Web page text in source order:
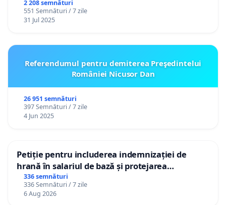
2 208 semnături
551 Semnături / 7 zile
31 Jul 2025
Referendumul pentru demiterea Preşedintelui
României Nicusor Dan
26 951 semnături
397 Semnături / 7 zile
4 Jun 2025
Petiție pentru includerea indemnizației de
hrană în salariul de bază și protejarea
gradațiilor de vechime pentru asistenții
personali
336 semnături
336 Semnături / 7 zile
6 Aug 2026